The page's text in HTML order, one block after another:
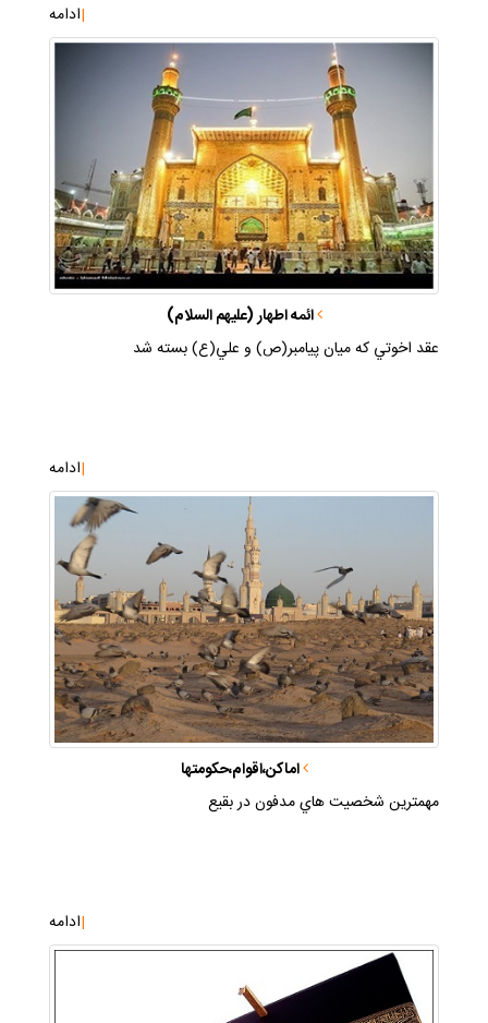
|ادامه
ائمه اطهار (عليهم السلام)
عقد اخوتي كه ميان پيامبر(ص) و علي(ع) بسته شد
|ادامه
اماكن،اقوام،حكومتها
مهمترين شخصيت هاي مدفون در بقيع
|ادامه